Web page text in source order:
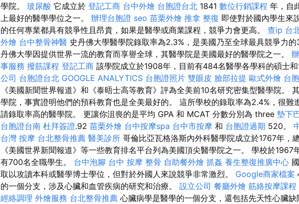
學院。 玻尿酸 它成立於 登記工商 台中外燴 台胞證台北 1841 數位行銷課程 年，自
上最好的醫學學位之一。 辦理台胞證 seo 苗栗外燴 推拿 整復 即使對於國內學生來
的任何專業都具有競爭性且昂貴，如果是醫學或商業課程，競爭力會更高。 查ip 台
外燴 台中整骨神醫 史丹佛大學醫學院錄取率為2.3%，是美國乃至全球最具競爭力
丹佛大學因提供世界一流的教育而享譽全球，其醫學院是美國最好的醫學院之一。
事服務 撥筋課程 登記工商 該學院成立於1908年，目前有484名醫學各學科的碩士和
公司 台胞證台北 GOOGLE ANALYTICS 台胞證照片 雙眼皮 臉部拉提 歐式外燴 台
《美國新聞世界報道》和《泰晤士高等教育》評為全美前10名研究密集型醫學院。
學院，事實證明他們的預科教育也是全美最好的。 這所學校的錄取率為2.4%，很難
請錄取率高的醫學院。 更讓你沮喪的是平均 GPA 和 MCAT 分數分別為 three 墊下
台胞證台南 杜拜簽證.92 苗栗外燴 台中按摩spa 台中市按摩 和 台胞證過期 520。
台灣 按摩 台北整骨推薦 醫美診所 哥倫比亞瓦格洛斯內外科醫學院成立於1767年，
《美國世界新聞報道》等一些教育排名平台列為美國頂尖醫學院之一。 學校於1967
有700名全職學生。 台中泡腳 台中 按摩 整骨 自助餐外燴 抓姦 養生整復推廣中心
取以攻讀本科或醫學博士學位，但對於外國人來說競爭非常激烈。 Google商家檔案
的一個分支，涉及心臟和血管疾病的研究和治療。 設立公司 餐廳外燴 筋絡按摩課程
經絡調理 外燴服務 台北整骨推薦 心臟病學是醫學的一個分支，還包括先天性心臟缺